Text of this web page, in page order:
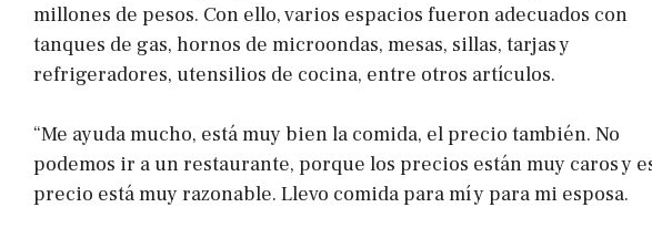
millones de pesos. Con ello, varios espacios fueron adecuados con
tanques de gas, hornos de microondas, mesas, sillas, tarjas y
refrigeradores, utensilios de cocina, entre otros artículos.
“Me ayuda mucho, está muy bien la comida, el precio también. No
podemos ir a un restaurante, porque los precios están muy caros y
precio está muy razonable. Llevo comida para mí y para mi esposa.